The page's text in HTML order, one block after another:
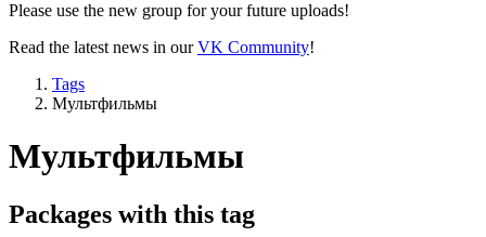
Please use the new group for your future uploads!
Read the latest news in ourVK Community!
Tags
Мультфильмы
Мультфильмы
Packages with this tag